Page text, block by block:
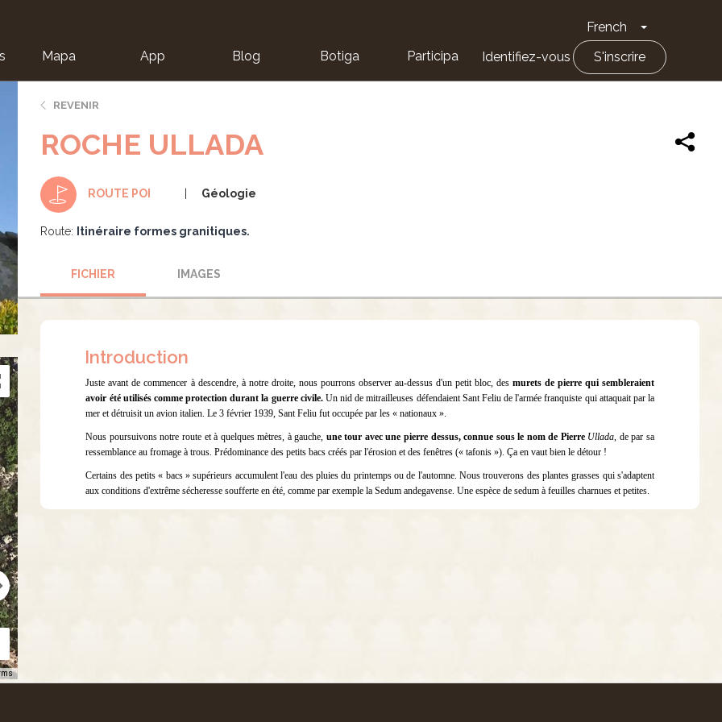
French Toggle
Mapa App Blog Botiga Participa Identifiez-vous S'inscrire
REVENIR
ROCHE ULLADA
ROUTE POI Géologie
Route: Itinéraire formes granitiques.
FICHIER IMAGES
Introduction
Juste avant de commencer à descendre, à notre droite, nous pourrons observer au-dessus d'un petit bloc, des murets de pierre qui sembleraient
avoir été utilisés comme protection durant la guerre civile.Un nid de mitrailleuses défendaient Sant Feliu de l'armée franquiste qui attaquait par la
mer et détruisit un avion italien. Le 3 février 1939, Sant Feliu fut occupée par les « nationaux ».
Nous poursuivons notre route et à quelques mètres, à gauche, une tour avec une pierre dessus, connue sous le nom de Pierre Ullada, de par sa
ressemblance au fromage à trous. Prédominance des petits bacs créés par l'érosion et des fenêtres (« tafonis »). Ça en vaut bien le détour !
Certains des petits « bacs » supérieurs accumulent l'eau des pluies du printemps ou de l'automne. Nous trouverons des plantes grasses qui s'adaptent
aux conditions d'extrême sécheresse soufferte en été, comme par exemple la Sedum andegavense. Une espèce de sedum à feuilles charnues et petites.